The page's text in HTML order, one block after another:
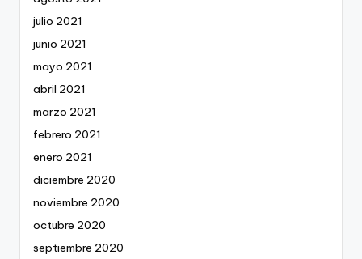
julio 2021
junio 2021
mayo 2021
abril 2021
marzo 2021
febrero 2021
enero 2021
diciembre 2020
noviembre 2020
octubre 2020
septiembre 2020